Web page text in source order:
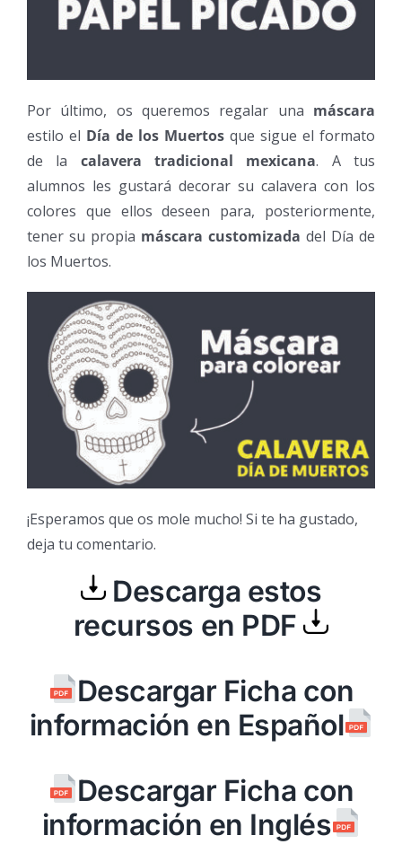
Por último, os queremos regalar una máscara
estilo el Día de los Muertos que sigue el formato
de la calavera tradicional mexicana. A tus
alumnos les gustará decorar su calavera con los
colores que ellos deseen para, posteriormente,
tener su propia máscara customizada del Día de
los Muertos.
¡Esperamos que os mole mucho! Si te ha gustado,
deja tu comentario.
Descarga estos
recursos en PDF
Descargar Ficha con
información en Español
Descargar Ficha con
información en Inglés